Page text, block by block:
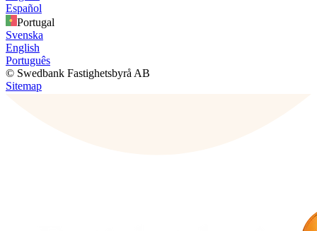
Español
Portugal
Svenska
English
Português
© Swedbank Fastighetsbyrå AB
Sitemap